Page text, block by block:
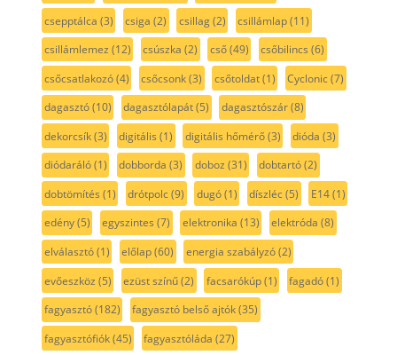
csepptálca (3) csiga (2) csillag(2) csillámlap(11)
csillámlemez (12) csúszka (2) cső(49) csőbilincs (6)
csőcsatlakozó(4) csőcsonk(3) csőtoldat(1) Cyclonic(7)
dagasztó(10) dagasztólapát(5) dagasztószár(8)
dekorcsík(3) digitális (1) digitális hőmérő(3) dióda (3)
diódaráló(1) dobborda (3) doboz (31) dobtartó(2)
dobtömítés (1) drótpolc(9) dugó(1) díszléc(5) E14(1)
edény(5) egyszintes (7) elektronika (13) elektróda (8)
elválasztó(1) előlap(60) energia szabályzó(2)
evőeszköz (5) ezüst színű(2) facsarókúp(1) fagadó(1)
fagyasztó(182) fagyasztó belső ajtók(35)
fagyasztófiók(45) fagyasztóláda (27)